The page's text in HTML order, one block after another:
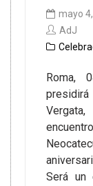
mayo
AdJ
Roma,
presidirá
Será un